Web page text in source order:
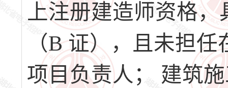
上注册建造师资格
（B 证），且未担
项目负责人； 建筑